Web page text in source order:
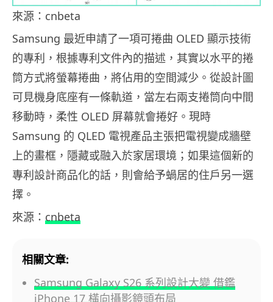
來源：cnbeta
Samsung 最近申請了一項可捲曲 OLED 顯示技術
的專利，根據專利文件內的描述，其實以水平的捲
筒方式將螢幕捲曲，將佔用的空間減少。從設計圖
可見機身底座有一條軌道，當左右兩支捲筒向中間
移動時，柔性 OLED 屏幕就會捲好。現時
Samsung 的 QLED 電視產品主張把電視變成牆壁
上的畫框，隱藏或融入於家居環境；如果這個新的
專利設計商品化的話，則會給予蝸居的住戶另一選
擇。
來源： cnbeta
相關文章:
Samsung Galaxy S26 系列設計大變 借鑑
iPhone 17 橫向攝影鏡頭布局